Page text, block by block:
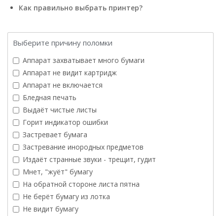
Как правильно выбрать принтер?
Выберите причину поломки
Аппарат захватывает много бумаги
Аппарат не видит картридж
Аппарат не включается
Бледная печать
Выдаёт чистые листы
Горит индикатор ошибки
Застревает бумага
Застревание инородных предметов
Издаёт странные звуки - трещит, гудит
Мнет, "жуёт" бумагу
На обратной стороне листа пятна
Не берёт бумагу из лотка
Не видит бумагу